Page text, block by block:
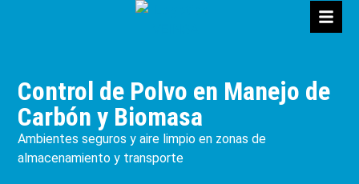
Control de Polvo en Manejo de
Carbón y Biomasa
Ambientes seguros y aire limpio en zonas de
almacenamiento y transporte